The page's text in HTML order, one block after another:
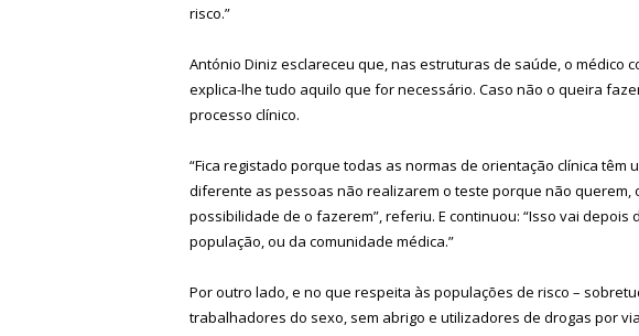
risco.”
António Diniz esclareceu que, nas estruturas de saúde, o médico
explica-lhe tudo aquilo que for necessário. Caso não o queira
processo clínico.
“Fica registado porque todas as normas de orientação clínica têm
diferente as pessoas não realizarem o teste porque não querem,
possibilidade de o fazerem”, referiu. E continuou: “Isso vai
população, ou da comunidade médica.”
Por outro lado, e no que respeita às populações de risco –
trabalhadores do sexo, sem abrigo e utilizadores de drogas por